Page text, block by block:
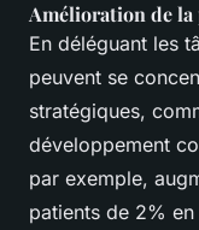
Amélioration de
En déléguant les
peuvent se
stratégiques,
développement
par exemple,
patients de 2%